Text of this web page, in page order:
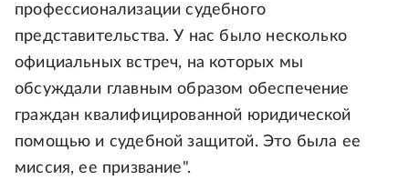
профессионализации судебного
представительства. У нас было несколько
официальных встреч, на которых мы
обсуждали главным образом обеспечение
граждан квалифицированной юридической
помощью и судебной защитой. Это была ее
миссия, ее призвание".